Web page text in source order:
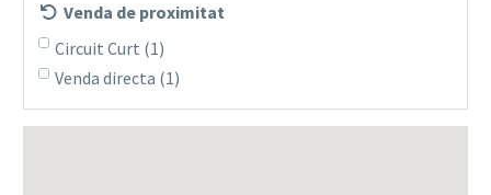
Venda de proximitat
Circuit Curt (1)
Venda directa (1)